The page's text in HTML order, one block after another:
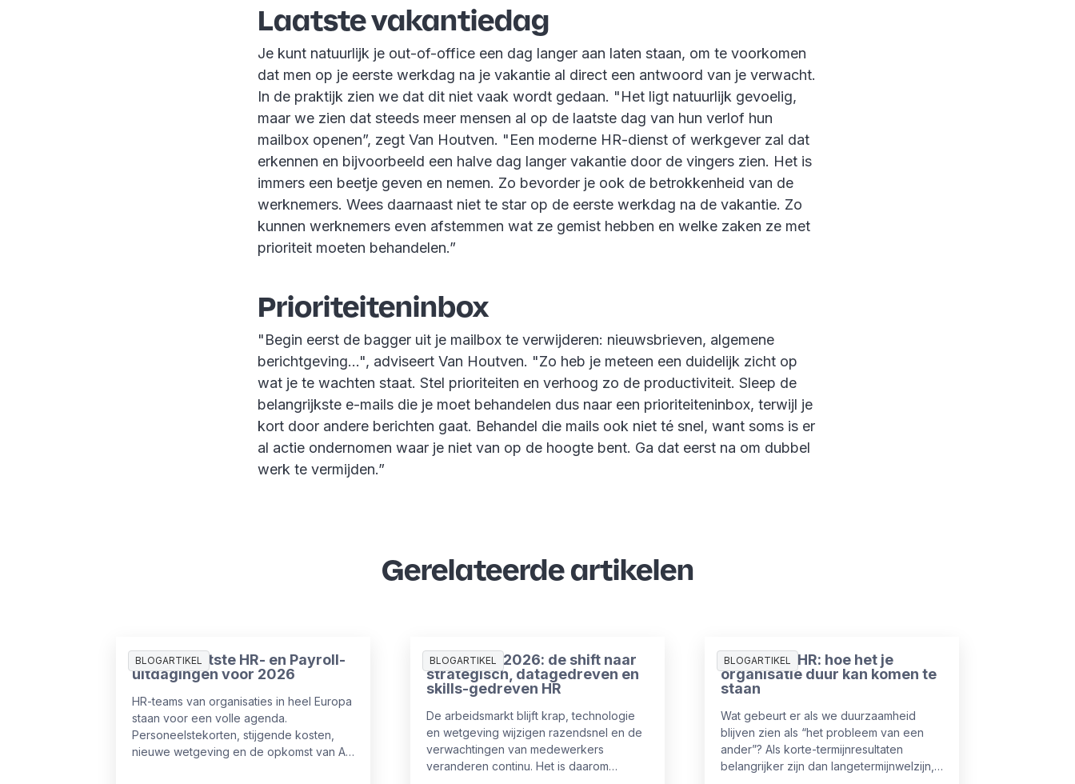
Laatste vakantiedag
Je kunt natuurlijk je out-of-office een dag langer aan laten staan, om te voorkomen
dat men op je eerste werkdag na je vakantie al direct een antwoord van je verwacht.
In de praktijk zien we dat dit niet vaak wordt gedaan. "Het ligt natuurlijk gevoelig,
maar we zien dat steeds meer mensen al op de laatste dag van hun verlof hun
mailbox openen”, zegt Van Houtven. "Een moderne HR-dienst of werkgever zal dat
erkennen en bijvoorbeeld een halve dag langer vakantie door de vingers zien. Het is
immers een beetje geven en nemen. Zo bevorder je ook de betrokkenheid van de
werknemers. Wees daarnaast niet te star op de eerste werkdag na de vakantie. Zo
kunnen werknemers even afstemmen wat ze gemist hebben en welke zaken ze met
prioriteit moeten behandelen.”
Prioriteiteninbox
"Begin eerst de bagger uit je mailbox te verwijderen: nieuwsbrieven, algemene
berichtgeving...", adviseert Van Houtven. "Zo heb je meteen een duidelijk zicht op
wat je te wachten staat. Stel prioriteiten en verhoog zo de productiviteit. Sleep de
belangrijkste e-mails die je moet behandelen dus naar een prioriteiteninbox, terwijl je
kort door andere berichten gaat. Behandel die mails ook niet té snel, want soms is er
al actie ondernomen waar je niet van op de hoogte bent. Ga dat eerst na om dubbel
werk te vermijden.”
Gerelateerde artikelen
BLOGARTIKEL
De 10 grootste HR- en Payroll-
uitdagingen voor 2026
HR-teams van organisaties in heel Europa
staan voor een volle agenda.
Personeelstekorten, stijgende kosten,
nieuwe wetgeving en de opkomst van AI
BLOGARTIKEL
HR-trends 2026: de shift naar
strategisch, datagedreven en
skills-gedreven HR
De arbeidsmarkt blijft krap, technologie
en wetgeving wijzigen razendsnel en de
verwachtingen van medewerkers
veranderen continu. Het is daarom
BLOGARTIKEL
Duurzaam HR: hoe het je
organisatie duur kan komen te
staan
Wat gebeurt er als we duurzaamheid
blijven zien als “het probleem van een
ander”? Als korte-termijnresultaten
belangrijker zijn dan langetermijnwelzijn,